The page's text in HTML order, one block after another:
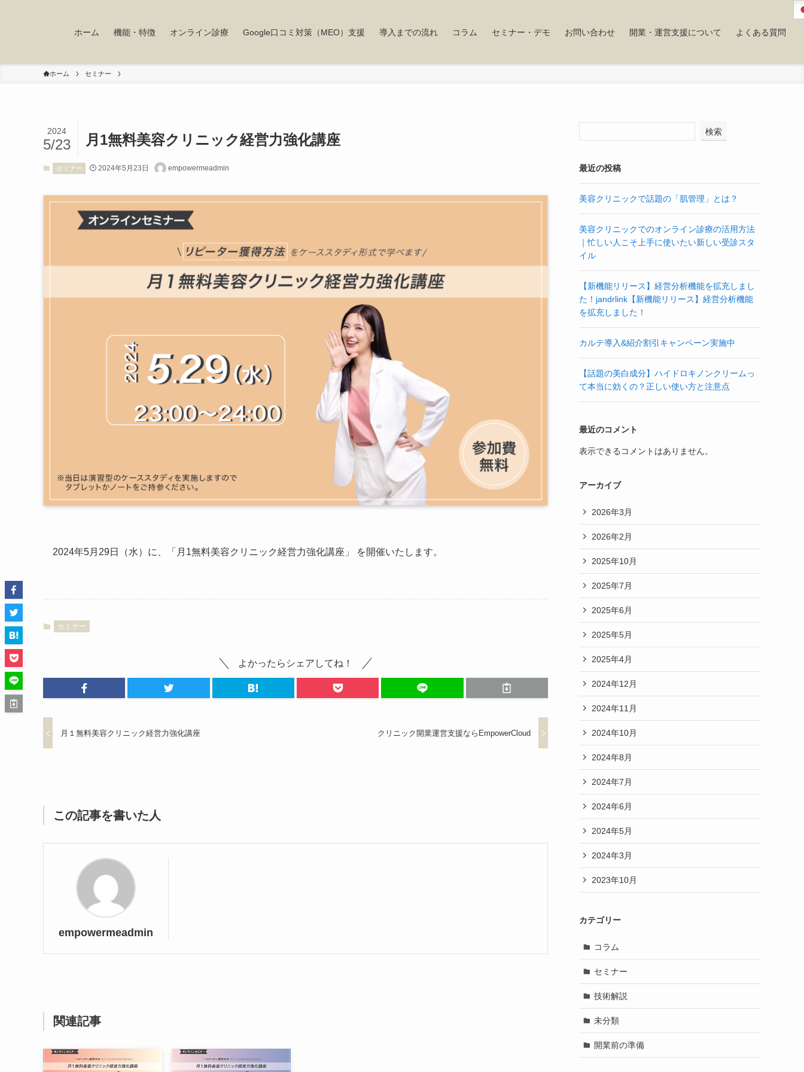
ホーム 機能・特徴 オンライン診療 Google口コミ対策（MEO）支援 導入までの流れ コラム セミナー・デモ お問い合わせ 開業・運営支援について よくある質問
ホーム セミナー
月1無料美容クリニック経営力強化講座
2024
5/23
セミナー 2024年5月23日 empowermeadmin
2024年5月29日（水）に、「月1無料美容クリニック経営力強化講座」 を開催いたします。
セミナー
よかったらシェアしてね！
月１無料美容クリニック経営力強化講座 クリニック開業運営支援ならEmpowerCloud
この記事を書いた人
empowermeadmin
関連記事
検索
最近の投稿
美容クリニックで話題の「肌管理」とは？
美容クリニックでのオンライン診療の活用方法
｜忙しい人こそ上手に使いたい新しい受診スタ
イル
【新機能リリース】経営分析機能を拡充しまし
た！jandrlink【新機能リリース】経営分析機能
を拡充しました！
カルテ導入&紹介割引キャンペーン実施中
【話題の美白成分】ハイドロキノンクリームっ
て本当に効くの？正しい使い方と注意点
最近のコメント
表示できるコメントはありません。
アーカイブ
2026年3月
2026年2月
2025年10月
2025年7月
2025年6月
2025年5月
2025年4月
2024年12月
2024年11月
2024年10月
2024年8月
2024年7月
2024年6月
2024年5月
2024年3月
2023年10月
カテゴリー
コラム
セミナー
技術解説
未分類
開業前の準備